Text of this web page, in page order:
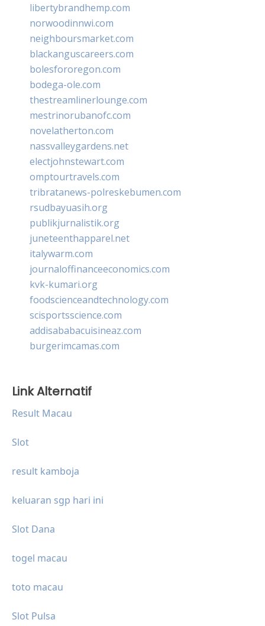
libertybrandhemp.com
norwoodinnwi.com
neighboursmarket.com
blackanguscareers.com
bolesfororegon.com
bodega-ole.com
thestreamlinerlounge.com
mestrinorubanofc.com
novelatherton.com
nassvalleygardens.net
electjohnstewart.com
omptourtravels.com
tribratanews-polreskebumen.com
rsudbayuasih.org
publikjurnalistik.org
juneteenthapparel.net
italywarm.com
journaloffinanceeconomics.com
kvk-kumari.org
foodscienceandtechnology.com
scisportsscience.com
addisababacuisineaz.com
burgerimcamas.com
Link Alternatif
Result Macau
Slot
result kamboja
keluaran sgp hari ini
Slot Dana
togel macau
toto macau
Slot Pulsa